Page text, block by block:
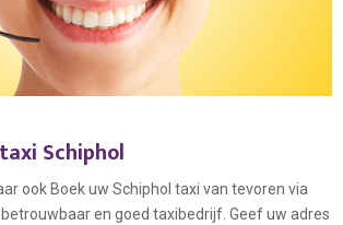
Schiphol
ook Boek uw Schiphol taxi van tevoren via
en goed taxibedrijf. Geef uw adres